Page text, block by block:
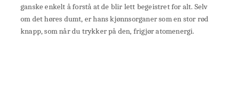
ganske enkelt å forstå at de blir lett begeistret for alt. Selv
om det høres dumt, er hans kjønnsorganer som en stor rød
knapp, som når du trykker på den, frigjør atomenergi.